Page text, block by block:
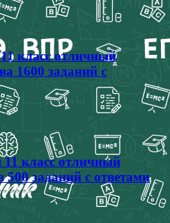
класс отличный
1600 заданий с
класс отличный
500 заданий с ответами